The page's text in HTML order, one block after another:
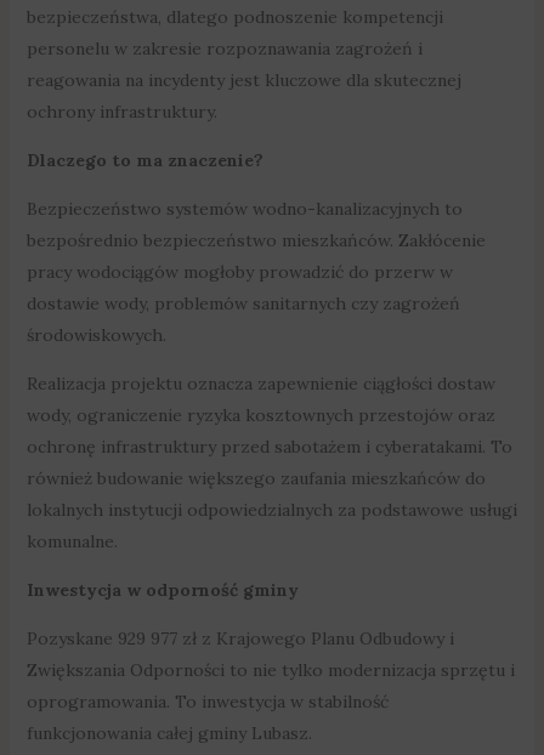
bezpieczeństwa, dlatego podnoszenie kompetencji
personelu w zakresie rozpoznawania zagrożeń i
reagowania na incydenty jest kluczowe dla skutecznej
ochrony infrastruktury.
Dlaczego to ma znaczenie?
Bezpieczeństwo systemów wodno-kanalizacyjnych to
bezpośrednio bezpieczeństwo mieszkańców. Zakłócenie
pracy wodociągów mogłoby prowadzić do przerw w
dostawie wody, problemów sanitarnych czy zagrożeń
środowiskowych.
Realizacja projektu oznacza zapewnienie ciągłości dostaw
wody, ograniczenie ryzyka kosztownych przestojów oraz
ochronę infrastruktury przed sabotażem i cyberatakami. To
również budowanie większego zaufania mieszkańców do
lokalnych instytucji odpowiedzialnych za podstawowe usługi
komunalne.
Inwestycja w odporność gminy
Pozyskane 929 977 zł z Krajowego Planu Odbudowy i
Zwiększania Odporności to nie tylko modernizacja sprzętu i
oprogramowania. To inwestycja w stabilność
funkcjonowania całej gminy Lubasz.